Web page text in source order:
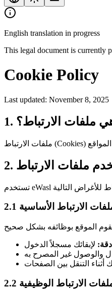
English translation in progress
This legal document is currently
Cookie Policy
Last updated: November 8, 2025
هي ملفات الارتباط؟
ملفات الارتباط
ملفات الارتباط الأساسية
لإبقائك مسجلاً الدخول
والوصول غير المصرح به
التنقل بين الصفحات
ملفات الارتباط الوظيفية